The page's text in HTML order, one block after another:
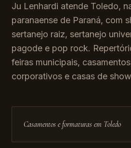
Ju Lenhardi atende Toledo,
paranaense de Paraná, com
sertanejo raiz, sertanejo
pagode e pop rock.
feiras municipais,
corporativos e casas de
Casamentos e formaturas em Toledo